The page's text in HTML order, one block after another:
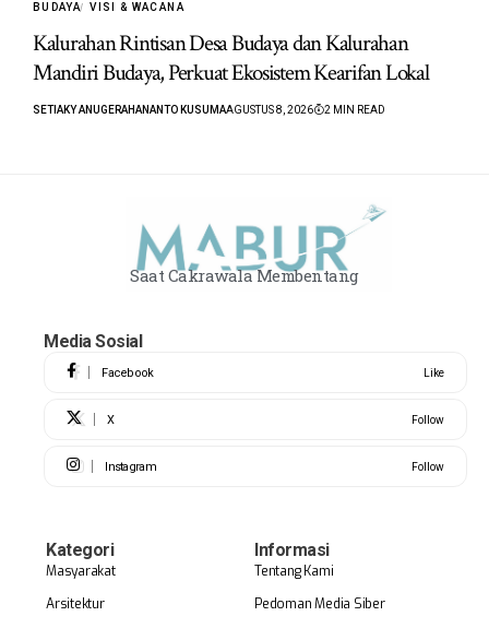
BUDAYA VISI & WACANA
Kalurahan Rintisan Desa Budaya dan Kalurahan
Mandiri Budaya, Perkuat Ekosistem Kearifan Lokal
SETIAKY ANUGERAHANANTO KUSUMAAGUSTUS 8, 2026 2 MIN READ
Saat Cakrawala Membentang
Media Sosial
Facebook Like
X Follow
Instagram Follow
Kategori
Masyarakat
Arsitektur
Informasi
Tentang Kami
Pedoman Media Siber